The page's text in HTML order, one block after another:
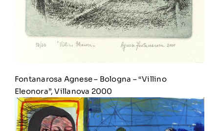
Fontanarosa Agnese– Bologna – “Villino
Eleonora”, Villanova 2000